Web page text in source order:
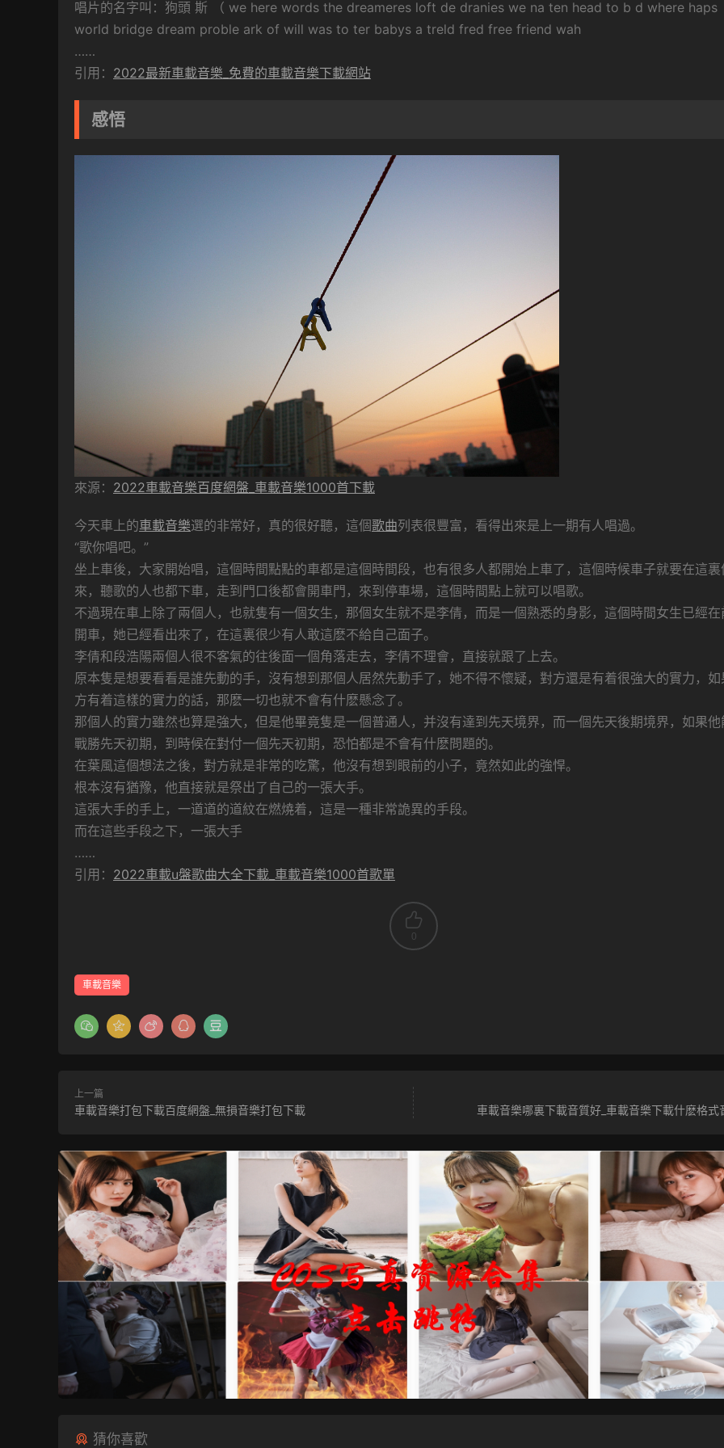
唱片的名字叫：狗頭 斯 （ we here words the dreameres loft de dranies we na ten head to b d where haps
world bridge dream proble ark of will was to ter babys a treld fred free friend wah
……
引用： 2022最新車載音樂_免費的車載音樂下載網站
感悟
來源： 2022車載音樂百度網盤_車載音樂1000首下載
今天車上的車載音樂選的非常好，真的很好聽，這個歌曲列表很豐富，看得出來是上一期有人唱過。
“歌你唱吧。”
坐上車後，大家開始唱，這個時間點點的車都是這個時間段，也有很多人都開始上車了，這個時候車子就要在這裏
來，聽歌的人也都下車，走到門口後都會開車門，來到停車場，這個時間點上就可以唱歌。
不過現在車上除了兩個人，也就隻有一個女生，那個女生就不是李倩，而是一個熟悉的身影，這個時間女生已經在
開車，她已經看出來了，在這裏很少有人敢這麽不給自己面子。
李倩和段浩陽兩個人很不客氣的往後面一個角落走去，李倩不理會，直接就跟了上去。
原本隻是想要看看是誰先動的手，沒有想到那個人居然先動手了，她不得不懷疑，對方還是有着很強大的實力，如
方有着這樣的實力的話，那麽一切也就不會有什麽懸念了。
那個人的實力雖然也算是強大，但是他畢竟隻是一個普通人，并沒有達到先天境界，而一個先天後期境界，如果他
戰勝先天初期，到時候在對付一個先天初期，恐怕都是不會有什麽問題的。
在葉風這個想法之後，對方就是非常的吃驚，他沒有想到眼前的小子，竟然如此的強悍。
根本沒有猶豫，他直接就是祭出了自己的一張大手。
這張大手的手上，一道道的道紋在燃燒着，這是一種非常詭異的手段。
而在這些手段之下，一張大手
……
引用： 2022車載u盤歌曲大全下載_車載音樂1000首歌單
0
車載音樂
上一篇
車載音樂打包下載百度網盤_無損音樂打包下載 車載音樂哪裏下載音質好_車載音樂下載什麽格式
猜你喜歡